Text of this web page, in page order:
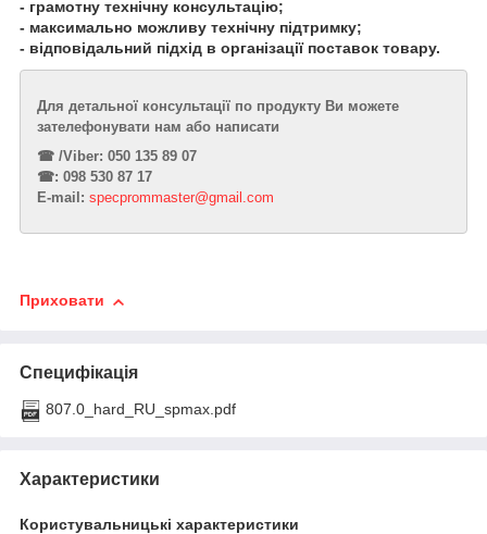
- грамотну технічну консультацію;
- максимально можливу технічну підтримку;
- відповідальний підхід в організації поставок товару.
Для детальної консультації по продукту Ви можете
зателефонувати нам або написати
☎︎ /Viber: 050 135 89 07
☎︎: 098 530 87 17
E-mail: specprommaster@gmail.com
Приховати
Специфікація
807.0_hard_RU_spmax.pdf
Характеристики
Користувальницькі характеристики